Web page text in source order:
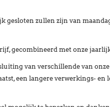
le
en
gesloten zullen zijn van
, gecombineerd met onze
van verschillende van
een langere verwerkings-